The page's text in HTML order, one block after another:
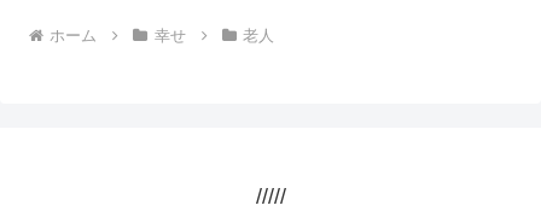
ホーム 幸せ 老人
/////